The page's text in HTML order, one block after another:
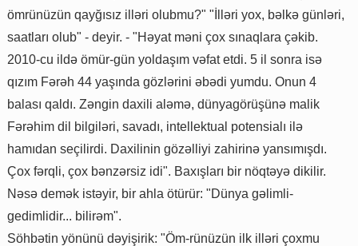
ömrünüzün qayğısız illəri olubmu?" "İlləri yox, bəlkə günləri,
saatları olub" - deyir. - "Həyat məni çox sınaqlara çəkib.
2010-cu ildə ömür-gün yoldaşım vəfat etdi. 5 il sonra isə
qızım Fərəh 44 yaşında gözlərini əbədi yumdu. Onun 4
balası qaldı. Zəngin daxili aləmə, dünyagörüşünə malik
Fərəhim dil bilgiləri, savadı, intellektual potensialı ilə
hamıdan seçilirdi. Daxilinin gözəlliyi zahirinə yansımışdı.
Çox fərqli, çox bənzərsiz idi". Baxışları bir nöqtəyə dikilir.
Nəsə demək istəyir, bir ahla ötürür: "Dünya gəlimli-
gedimlidir... bilirəm".
Söhbətin yönünü dəyişirik: "Öm-rünüzün ilk illəri çoxmu